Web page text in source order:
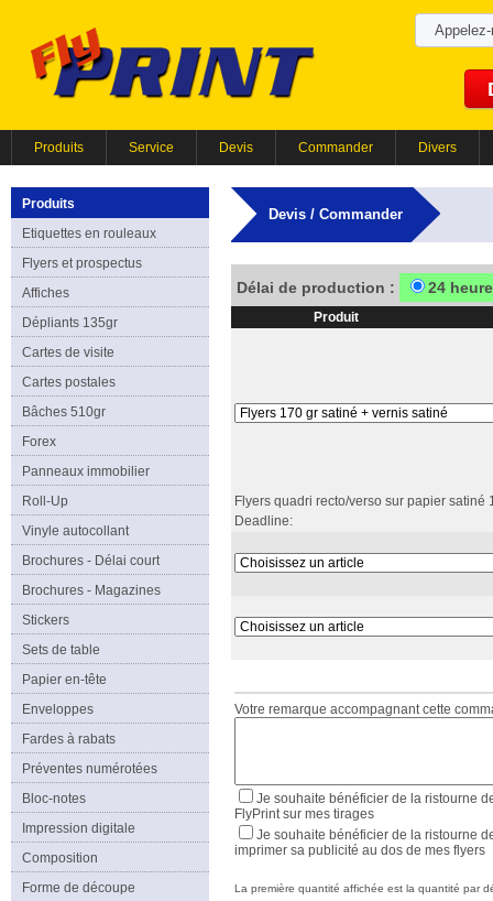
Produits Service Devis Commander Divers
Produits
Etiquettes en rouleaux
Flyers et prospectus
Affiches
Dépliants 135gr
Cartes de visite
Cartes postales
Bâches 510gr
Forex
Panneaux immobilier
Roll-Up
Vinyle autocollant
Brochures - Délai court
Brochures - Magazines
Stickers
Sets de table
Papier en-tête
Enveloppes
Fardes à rabats
Préventes numérotées
Bloc-notes
Impression digitale
Composition
Forme de découpe
Devis / Commander
Délai de production : 24
Produit
Flyers quadri recto/verso sur papier
Deadline:
Votre remarque accompagnant cette
Je souhaite bénéficier de la ristourne
FlyPrint sur mes tirages
Je souhaite bénéficier de la ristourne
imprimer sa publicité au dos de mes flyers
La première quantité affichée est la quantité par